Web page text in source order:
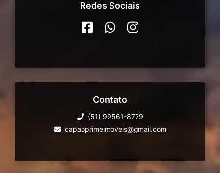
Redes Sociais
Contato
(51) 99561-8779
capaoprimeimoveis@gmail.com